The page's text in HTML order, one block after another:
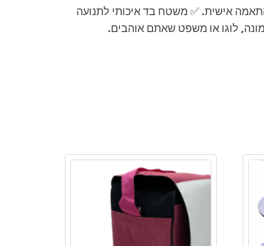
אישית. ✅ משטח בד איכותי לתנועה
לוגו או משפט שאתם אוהבים.